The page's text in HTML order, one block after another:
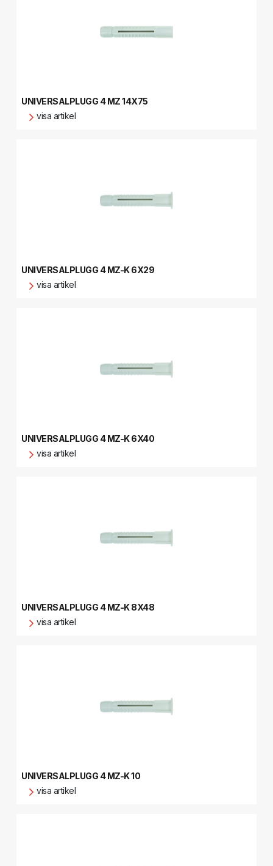
UNIVERSALPLUGG 4 MZ 14X75
visa artikel
UNIVERSALPLUGG 4 MZ-K 6X29
visa artikel
UNIVERSALPLUGG 4 MZ-K 6X40
visa artikel
UNIVERSALPLUGG 4 MZ-K 8X48
visa artikel
UNIVERSALPLUGG 4 MZ-K 10
visa artikel